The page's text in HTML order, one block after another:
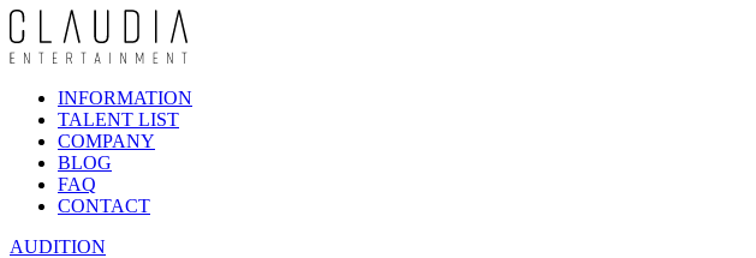
INFORMATION
TALENT LIST
COMPANY
BLOG
FAQ
CONTACT
AUDITION